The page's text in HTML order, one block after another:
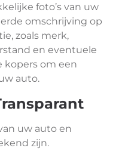
foto’s van uw
omschrijving op
zoals merk,
en eventuele
kopers om een
auto.
uw auto en
zijn.